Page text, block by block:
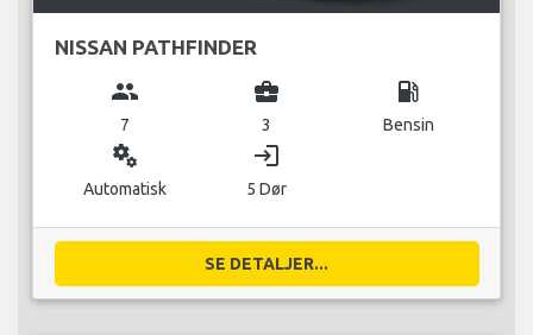
NISSAN PATHFINDER
group
7
business_center
3
local_gas_station
Bensin
miscellaneous_services
Automatisk
login
5 Dør
SE DETALJER...